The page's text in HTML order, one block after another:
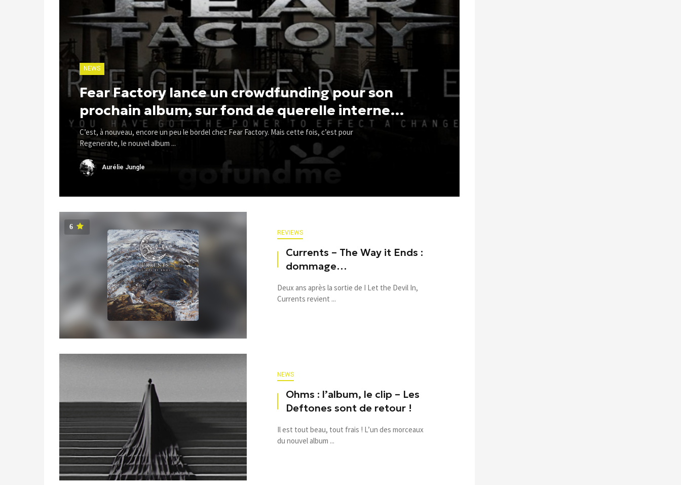
NEWS
Fear Factory lance un crowdfunding pour son
prochain album, sur fond de querelle interne…
C’est, à nouveau, encore un peu le bordel chez Fear Factory. Mais cette fois, c’est pour
Regenerate, le nouvel album ...
Aurélie Jungle
6
REVIEWS
Currents – The Way it Ends :
dommage…
Deux ans après la sortie de I Let the Devil In,
Currents revient ...
NEWS
Ohms : l’album, le clip – Les
Deftones sont de retour !
Il est tout beau, tout frais ! L’un des morceaux
du nouvel album ...